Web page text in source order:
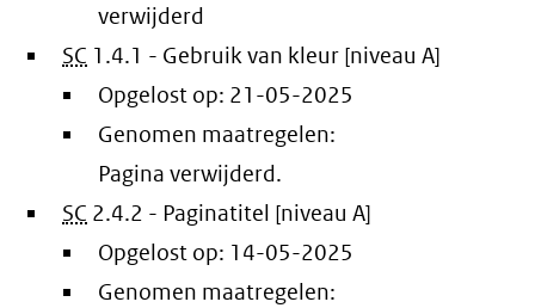
verwijderd
SC 1.4.1 - Gebruik van kleur [niveau A]
Opgelost op: 21-05-2025
Genomen maatregelen:
Pagina verwijderd.
SC 2.4.2 - Paginatitel [niveau A]
Opgelost op: 14-05-2025
Genomen maatregelen: